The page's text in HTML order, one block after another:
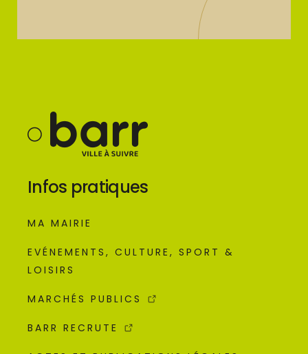
Infos pratiques
MA MAIRIE
EVÉNEMENTS, CULTURE, SPORT &
LOISIRS
MARCHÉS PUBLICS
BARR RECRUTE